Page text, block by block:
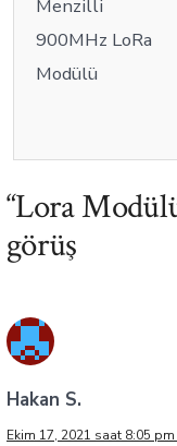
“Lora
görüş
Hakan S.
Ekim 17, 2021 saat 8:05